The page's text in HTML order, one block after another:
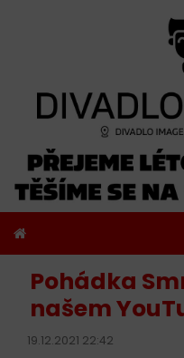
Pohádka
našem
19.12.2021 22:42